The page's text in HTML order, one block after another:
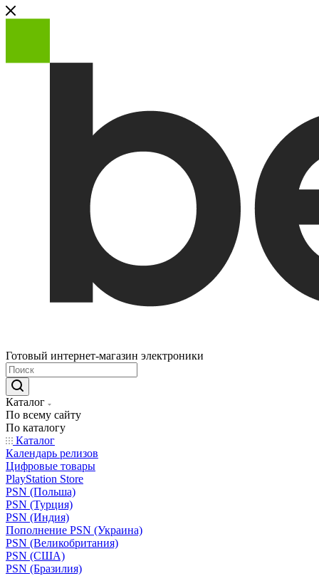
Готовый интернет-магазин электроники
Каталог
По всему сайту
По каталогу
Каталог
Календарь релизов
Цифровые товары
PlayStation Store
PSN (Польша)
PSN (Турция)
PSN (Индия)
Пополнение PSN (Украина)
PSN (Великобритания)
PSN (США)
PSN (Бразилия)